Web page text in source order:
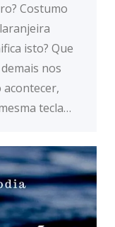
Costumo
isto? Que
nos
acontecer,
tecla…